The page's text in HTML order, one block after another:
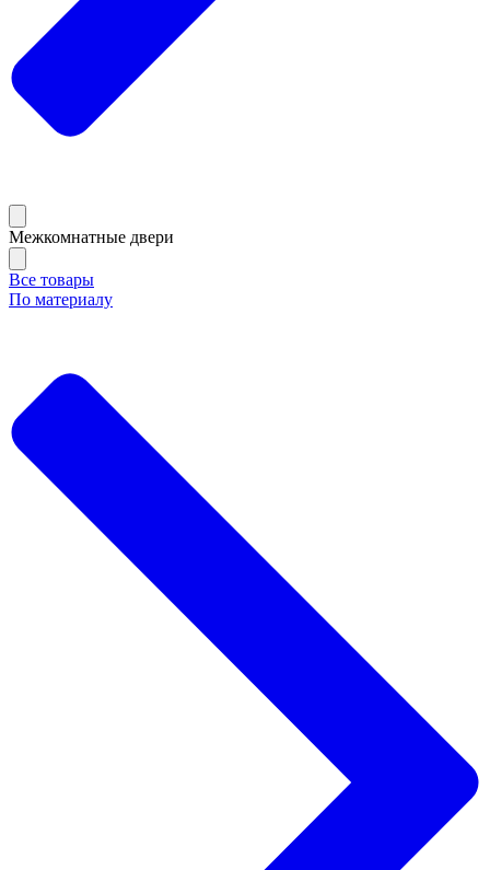
Межкомнатные двери
Все товары
По материалу